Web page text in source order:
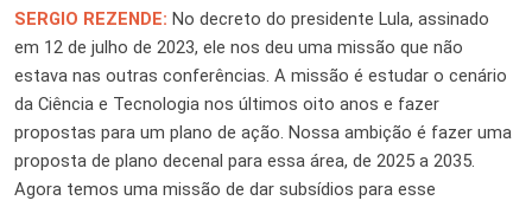
SERGIO REZENDE: No decreto do presidente Lula, assinado
em 12 de julho de 2023, ele nos deu uma missão que não
estava nas outras conferências. A missão é estudar o cenário
da Ciência e Tecnologia nos últimos oito anos e fazer
propostas para um plano de ação. Nossa ambição é fazer uma
proposta de plano decenal para essa área, de 2025 a 2035.
Agora temos uma missão de dar subsídios para esse